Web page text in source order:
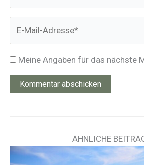
Meine Angaben für das nächste
ÄHNLICHE